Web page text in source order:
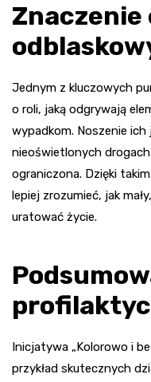
Jednym z kluczowych
o roli, jaką odgrywają
wypadkom. Noszenie
nieoświetlonych
ograniczona. Dzięki
lepiej zrozumieć, jak
uratować życie.
Inicjatywa „Kolorowo i
przykład skutecznych